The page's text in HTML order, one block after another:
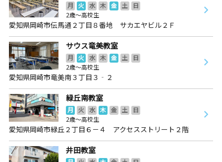
月 火 水 木 金 土
日
2歳～高校生
愛知県岡崎市伝馬通２丁目８番地 サカエヤビル２Ｆ
サウス竜美教室
月 火 水 木 金 土
日
2歳～高校生
愛知県岡崎市竜美南３丁目３‐２
緑丘南教室
月 火 水 木 金 土
日
2歳～高校生
愛知県岡崎市緑丘２丁目６－４ アクセスストリート２階
井田教室